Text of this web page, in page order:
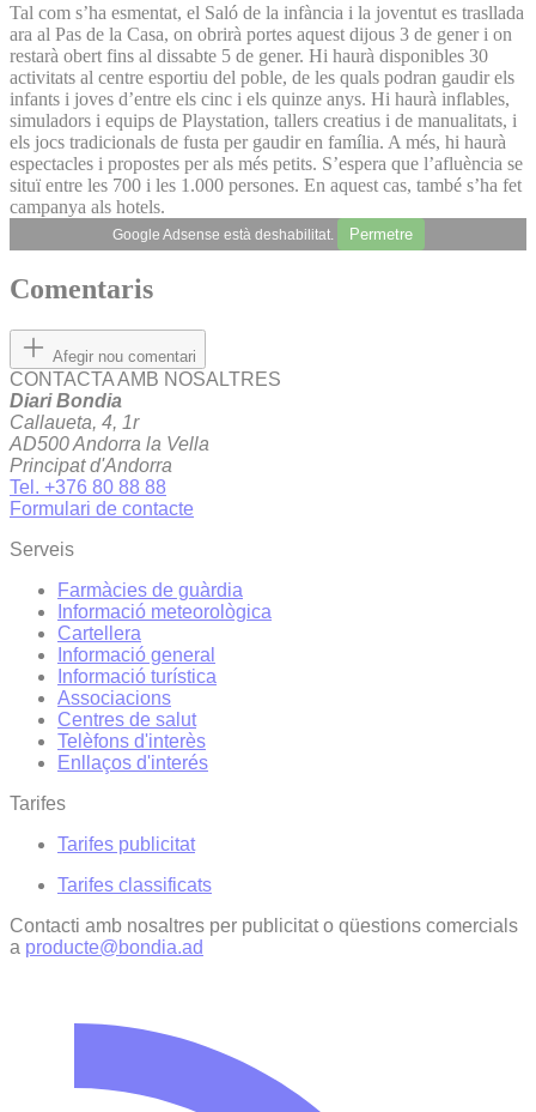
Tal com s’ha esmentat, el Saló de la infància i la joventut es trasllada
ara al Pas de la Casa, on obrirà portes aquest dijous 3 de gener i on
restarà obert fins al dissabte 5 de gener. Hi haurà disponibles 30
activitats al centre esportiu del poble, de les quals podran gaudir els
infants i joves d’entre els cinc i els quinze anys. Hi haurà inflables,
simuladors i equips de Playstation, tallers creatius i de manualitats, i
els jocs tradicionals de fusta per gaudir en família. A més, hi haurà
espectacles i propostes per als més petits. S’espera que l’afluència se
situï entre les 700 i les 1.000 persones. En aquest cas, també s’ha fet
campanya als hotels.
Google Adsense està deshabilitat. Permetre
Comentaris
Afegir nou comentari
CONTACTA AMB NOSALTRES
Diari Bondia
Callaueta, 4, 1r
AD500 Andorra la Vella
Principat d'Andorra
Tel. +376 80 88 88
Formulari de contacte
Serveis
Farmàcies de guàrdia
Informació meteorològica
Cartellera
Informació general
Informació turística
Associacions
Centres de salut
Telèfons d'interès
Enllaços d'interés
Tarifes
Tarifes publicitat
Tarifes classificats
Contacti amb nosaltres per publicitat o qüestions comercials
a producte@bondia.ad